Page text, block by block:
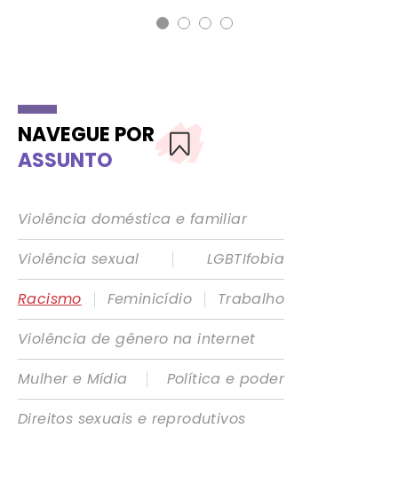
NAVEGUE POR
ASSUNTO
Violência doméstica e familiar
Violência sexual
|
LGBTIfobia
Racismo
| Feminicídio |
Trabalho
Violência de gênero na internet
Mulher e Mídia
|
Política e poder
Direitos sexuais e reprodutivos